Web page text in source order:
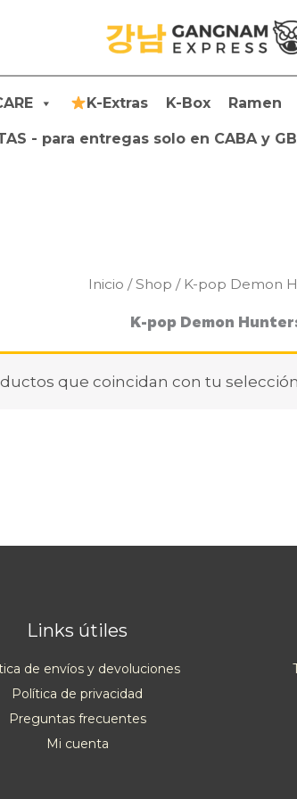
K-Extras K-Box Ramen
- para entregas solo en CABA y
Inicio /Shop / K-pop Demon
K-pop Demon
que coincidan con tu
Links útiles
de envíos y devoluciones
Política de privacidad
Preguntas frecuentes
Mi cuenta